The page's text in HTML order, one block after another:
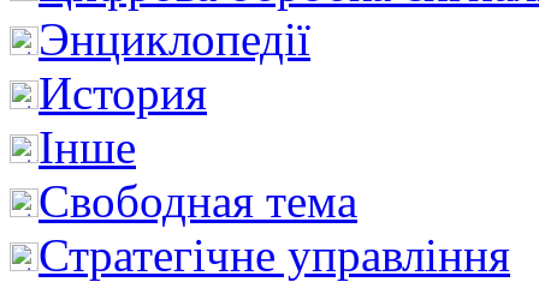
Энциклопедії
История
Інше
Свободная тема
Стратегічне управління